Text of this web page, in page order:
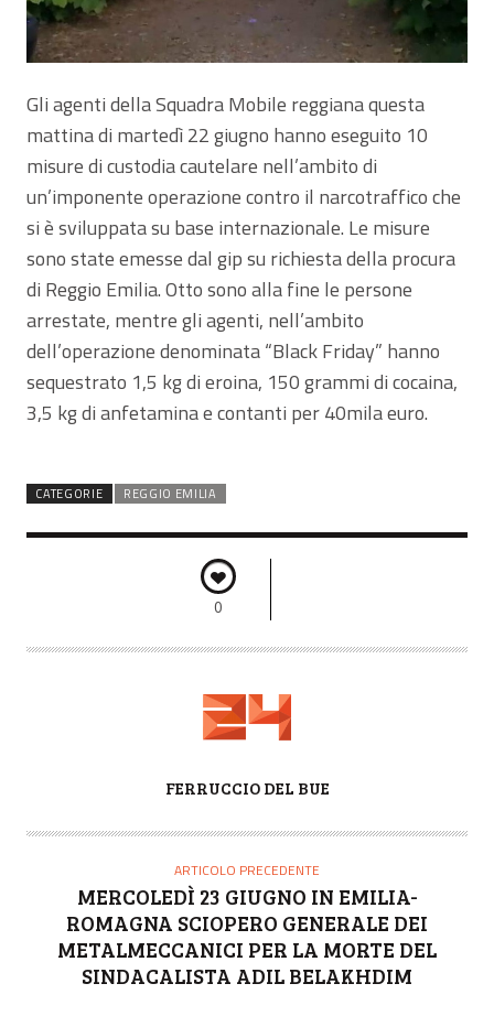
Gli agenti della Squadra Mobile reggiana questa
mattina di martedì 22 giugno hanno eseguito 10
misure di custodia cautelare nell’ambito di
un’imponente operazione contro il narcotraffico che
si è sviluppata su base internazionale. Le misure
sono state emesse dal gip su richiesta della procura
di Reggio Emilia. Otto sono alla fine le persone
arrestate, mentre gli agenti, nell’ambito
dell’operazione denominata “Black Friday” hanno
sequestrato 1,5 kg di eroina, 150 grammi di cocaina,
3,5 kg di anfetamina e contanti per 40mila euro.
CATEGORIE REGGIO EMILIA
0
T
FERRUCCIO DEL BUE
ARTICOLO PRECEDENTE
MERCOLEDÌ 23 GIUGNO IN EMILIA-
ROMAGNA SCIOPERO GENERALE DEI
METALMECCANICI PER LA MORTE DEL
SINDACALISTA ADIL BELAKHDIM